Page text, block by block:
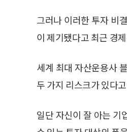
그러나 이러한 투자 비
이 제기됐다고 최근 경
세계 최대 자산운용사
두 가지 리스크가 있다
일단 자신이 잘 아는 기